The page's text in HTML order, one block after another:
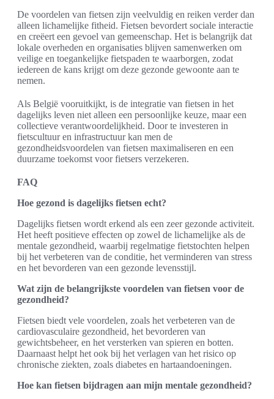
De voordelen van fietsen zijn veelvuldig en reiken verder dan
alleen lichamelijke fitheid. Fietsen bevordert sociale interactie
en creëert een gevoel van gemeenschap. Het is belangrijk dat
lokale overheden en organisaties blijven samenwerken om
veilige en toegankelijke fietspaden te waarborgen, zodat
iedereen de kans krijgt om deze gezonde gewoonte aan te
nemen.
Als België vooruitkijkt, is de integratie van fietsen in het
dagelijks leven niet alleen een persoonlijke keuze, maar een
collectieve verantwoordelijkheid. Door te investeren in
fietscultuur en infrastructuur kan men de
gezondheidsvoordelen van fietsen maximaliseren en een
duurzame toekomst voor fietsers verzekeren.
FAQ
Hoe gezond is dagelijks fietsen echt?
Dagelijks fietsen wordt erkend als een zeer gezonde activiteit.
Het heeft positieve effecten op zowel de lichamelijke als de
mentale gezondheid, waarbij regelmatige fietstochten helpen
bij het verbeteren van de conditie, het verminderen van stress
en het bevorderen van een gezonde levensstijl.
Wat zijn de belangrijkste voordelen van fietsen voor de
gezondheid?
Fietsen biedt vele voordelen, zoals het verbeteren van de
cardiovasculaire gezondheid, het bevorderen van
gewichtsbeheer, en het versterken van spieren en botten.
Daarnaast helpt het ook bij het verlagen van het risico op
chronische ziekten, zoals diabetes en hartaandoeningen.
Hoe kan fietsen bijdragen aan mijn mentale gezondheid?